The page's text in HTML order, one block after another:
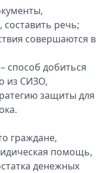
речь;
совершаются в
способ добиться
из СИЗО,
защиты для
граждане,
помощь,
денежных